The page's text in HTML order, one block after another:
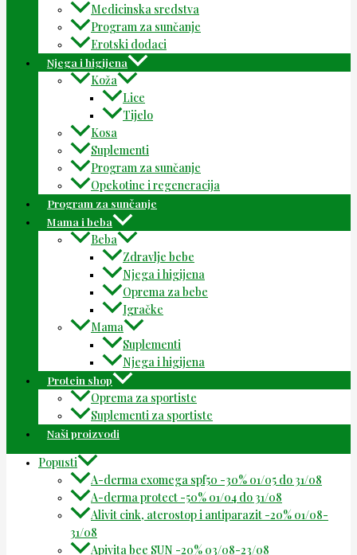
Medicinska sredstva
Program za sunčanje
Erotski dodaci
Njega i higijena
Koža
Lice
Tijelo
Kosa
Suplementi
Program za sunčanje
Opekotine i regeneracija
Program za sunčanje
Mama i beba
Beba
Zdravlje bebe
Njega i higijena
Oprema za bebe
Igračke
Mama
Suplementi
Njega i higijena
Protein shop
Oprema za sportiste
Suplementi za sportiste
Naši proizvodi
Popusti
A-derma exomega spf50 -30% 01/05 do 31/08
A-derma protect -50% 01/04 do 31/08
Alivit cink, aterostop i antiparazit -20% 01/08-
31/08
Apivita bee SUN -20% 03/08-23/08